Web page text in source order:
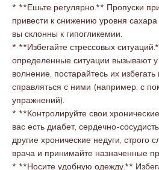
* **Ешьте регулярно.** Пропуски
привести к снижению уровня
вы склонны к гипогликемии.
* **Избегайте стрессовых
определенные ситуации вызывают
волнение, постарайтесь их
справляться с ними (например, с
упражнений).
* **Контролируйте свои
вас есть диабет, сердечно-
другие хронические недуги, строго
врача и принимайте назначенные
* **Носите удобную одежду.**